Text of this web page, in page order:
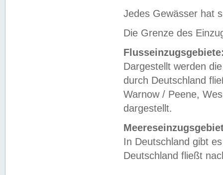
Jedes Gewässer hat
Die Grenze des
Dargestellt werden
durch Deutschland
Warnow / Peene,
dargestellt.
In Deutschland gibt
Deutschland fließt